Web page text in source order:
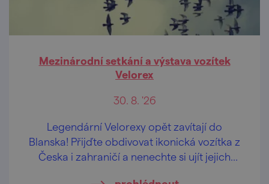
Mezinárodní setkání a výstava vozítek
Velorex
30. 8. '26
Legendární Velorexy opět zavítají do
Blanska! Přijďte obdivovat ikonická vozítka z
Česka i zahraničí a nenechte si ujít jejich